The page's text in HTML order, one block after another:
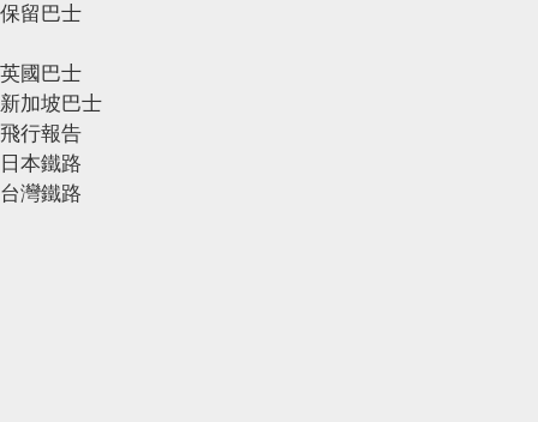
保留巴士
英國巴士
新加坡巴士
飛行報告
日本鐵路
台灣鐵路